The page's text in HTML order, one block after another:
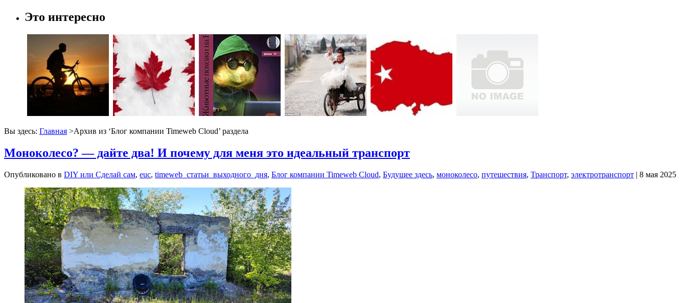
Это интересно
Вы здесь: Главная >Архив из ‘Блог компании Timeweb Cloud’ раздела
Моноколесо? — дайте два! И почему для меня это идеальный транспорт
Опубликовано в DIY или Сделай сам, euc, timeweb_статьи_выходного_дня, Блог компании Timeweb Cloud, Будущее здесь, моноколесо, путешествия, Транспорт, электротранспорт | 8 мая 2025